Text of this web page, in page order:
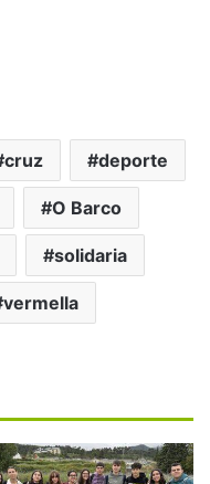
cruz deporte
O Barco
solidaria
vermella